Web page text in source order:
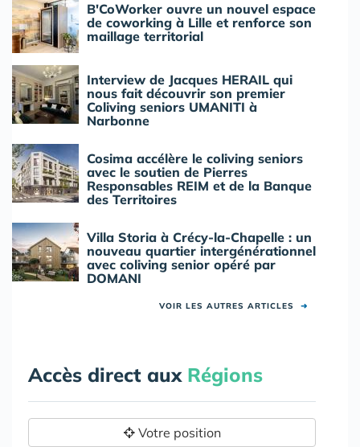
B'CoWorker ouvre un nouvel espace
de coworking à Lille et renforce son
maillage territorial
Interview de Jacques HERAIL qui
nous fait découvrir son premier
Coliving seniors UMANITI à
Narbonne
Cosima accélère le coliving seniors
avec le soutien de Pierres
Responsables REIM et de la Banque
des Territoires
Villa Storia à Crécy-la-Chapelle : un
nouveau quartier intergénérationnel
avec coliving senior opéré par
DOMANI
VOIR LES AUTRES ARTICLES ➜
Accès direct aux Régions
Votre position